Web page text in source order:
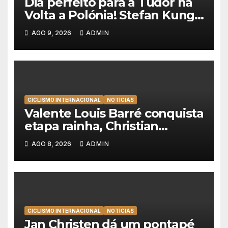
Volta a Polónia! Stefan Kung
vence contra-relógio e Marco
Brenner revira geral a seu
favor
AGO 9, 2026 ADMIN
CICLISMO INTERNACIONAL NOTÍCIAS
Valente Louis Barré conquista
etapa rainha, Christian
Scaroni é o novo líder da
Volta a Polónia
AGO 8, 2026 ADMIN
CICLISMO INTERNACIONAL NOTÍCIAS
Jan Christen dá um pontapé